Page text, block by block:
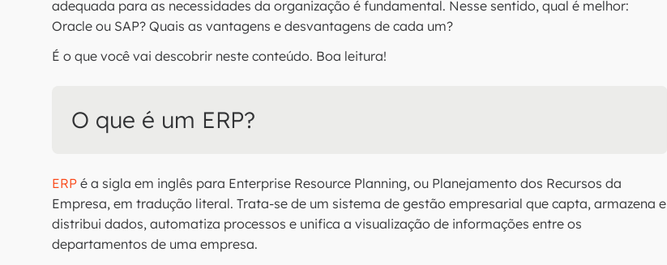
adequada para as necessidades da organização é fundamental. Nesse sentido, qual é melhor:
Oracle ou SAP? Quais as vantagens e desvantagens de cada um?
É o que você vai descobrir neste conteúdo. Boa leitura!
O que é um ERP?
ERP é a sigla em inglês para Enterprise Resource Planning, ou Planejamento dos Recursos da
Empresa, em tradução literal. Trata-se de um sistema de gestão empresarial que capta, armazena e
distribui dados, automatiza processos e unifica a visualização de informações entre os
departamentos de uma empresa.